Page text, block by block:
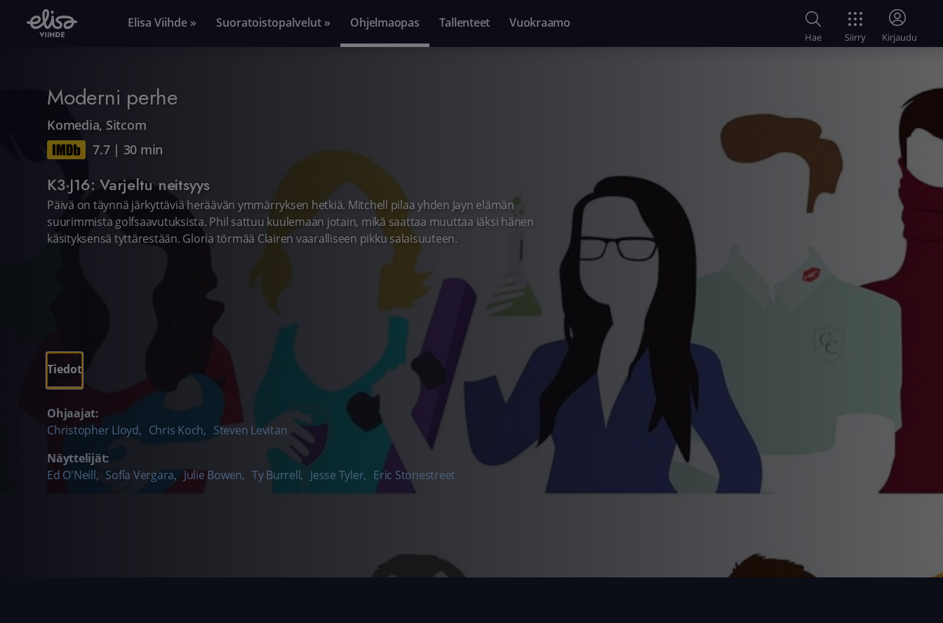
Elisa Viihde » Suoratoistopalvelut » Ohjelmaopas Tallenteet Vuokraamo
Hae Siirry Kirjaudu
Moderni perhe
Komedia, Sitcom
7.7| 30 min
K3·J16: Varjeltu neitsyys
Päivä on täynnä järkyttäviä heräävän ymmärryksen hetkiä. Mitchell pilaa yhden Jayn elämän
suurimmista golfsaavutuksista. Phil sattuu kuulemaan jotain, mikä saattaa muuttaa iäksi hänen
käsityksensä tyttärestään. Gloria törmää Clairen vaaralliseen pikku salaisuuteen.
Tiedot
Ohjaajat:
Christopher Lloyd, Chris Koch, Steven Levitan
Näyttelijät:
Ed O'Neill , Sofía Vergara, Julie Bowen, Ty Burrell , Jesse Tyler, Eric Stonestreet